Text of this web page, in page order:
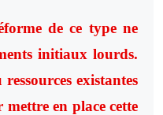
de ce type ne
initiaux lourds.
existantes
en place cette